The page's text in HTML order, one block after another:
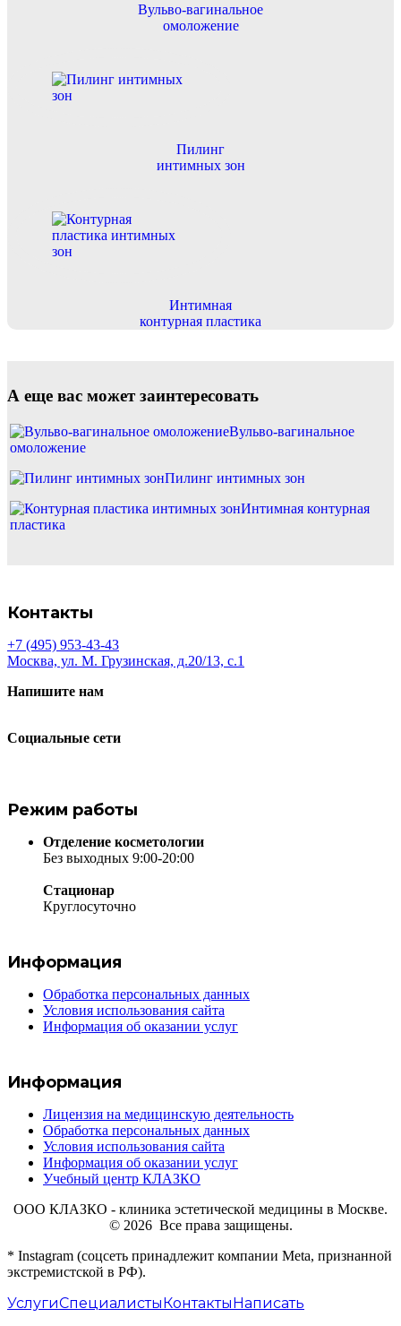
Вульво-вагинальное
омоложение
Пилинг
интимных зон
Интимная
контурная пластика
А еще вас может заинтересовать
Вульво-вагинальное
омоложение
Пилинг интимных зон
Интимная контурная
пластика
Контакты
+7 (495) 953-43-43
Москва, ул. М. Грузинская, д.20/13, с.1
Напишите нам
Социальные сети
Режим работы
Отделение косметологии
Без выходных 9:00-20:00
Стационар
Круглосуточно
Информация
Обработка персональных данных
Условия использования сайта
Информация об оказании услуг
Информация
Лицензия на медицинскую деятельность
Обработка персональных данных
Условия использования сайта
Информация об оказании услуг
Учебный центр КЛАЗКО
ООО КЛАЗКО - клиника эстетической медицины в Москве.
© 2026 Все права защищены.
* Instagram (соцсеть принадлежит компании Meta, признанной
экстремистской в РФ).
УслугиСпециалисты Контакты Написать